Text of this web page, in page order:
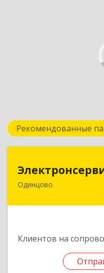
Рекомендованные
Одинцово
Клиентов на
143050,